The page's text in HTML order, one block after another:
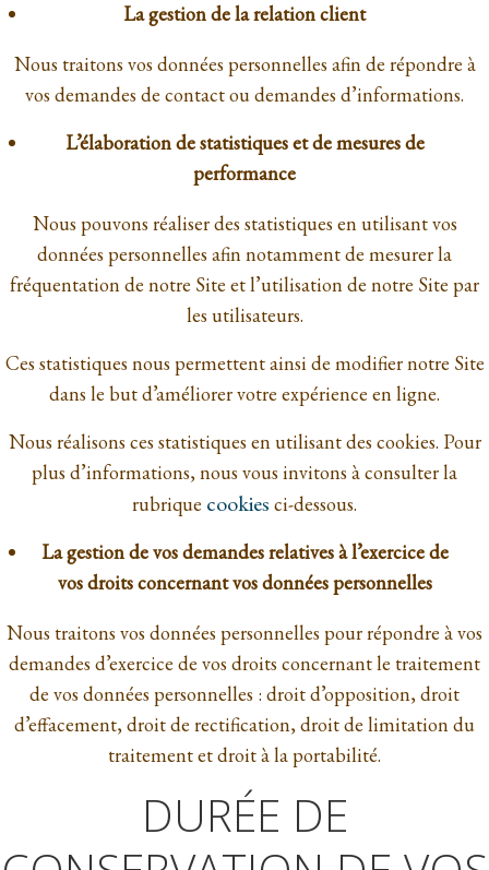
La gestion de la relation client
Nous traitons vos données personnelles afin de répondre à
vos demandes de contact ou demandes d’informations.
L’élaboration de statistiques et de mesures de
performance
Nous pouvons réaliser des statistiques en utilisant vos
données personnelles afin notamment de mesurer la
fréquentation de notre Site et l’utilisation de notre Site par
les utilisateurs.
Ces statistiques nous permettent ainsi de modifier notre Site
dans le but d’améliorer votre expérience en ligne.
Nous réalisons ces statistiques en utilisant des cookies. Pour
plus d’informations, nous vous invitons à consulter la
rubrique cookies ci-dessous.
La gestion de vos demandes relatives à l’exercice de
vos droits concernant vos données personnelles
Nous traitons vos données personnelles pour répondre à vos
demandes d’exercice de vos droits concernant le traitement
de vos données personnelles : droit d’opposition, droit
d’effacement, droit de rectification, droit de limitation du
traitement et droit à la portabilité.
DURÉE DE